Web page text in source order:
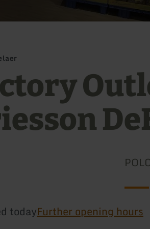
todayFurther opening hours